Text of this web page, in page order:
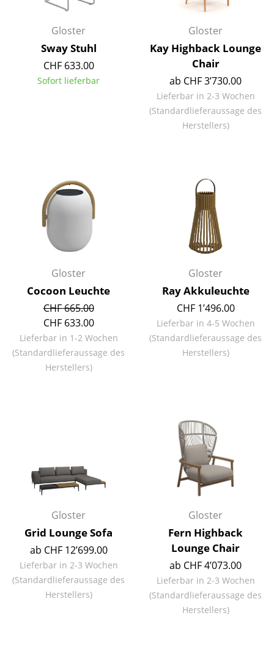
Kinderbetten
Nachttische & Bettzubehör
... alle Betten
Accessoires
Vasen
Tabletts
Büroutensilien
Kissen
Teppiche
Vorhänge
Esszimmer
Schlafzimmer
Kinderzimmer
Arbeitszimmer
Diele
Gloster
Sway Stuhl
CHF 633.00
Sofort lieferbar
Gloster
Kay Highback Lounge
Chair
ab CHF 3’730.00
Lieferbar in 2-3 Wochen
(Standardlieferaussage des
Herstellers)
Gloster
Cocoon Leuchte
CHF 665.00
CHF 633.00
Lieferbar in 1-2 Wochen
(Standardlieferaussage des
Herstellers)
Gloster
Ray Akkuleuchte
CHF 1’496.00
Lieferbar in 4-5 Wochen
(Standardlieferaussage des
Herstellers)
Gloster
Grid Lounge Sofa
ab CHF 12’699.00
Lieferbar in 2-3 Wochen
(Standardlieferaussage des
Herstellers)
Gloster
Fern Highback
Lounge Chair
ab CHF 4’073.00
Lieferbar in 2-3 Wochen
(Standardlieferaussage des
Herstellers)